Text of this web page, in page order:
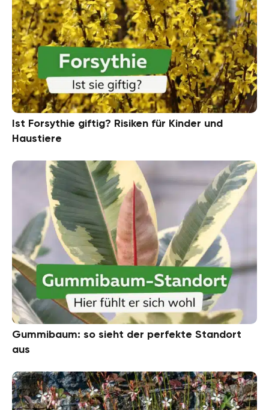
Ist Forsythie giftig? Risiken für Kinder und
Haustiere
Gummibaum: so sieht der perfekte Standort
aus